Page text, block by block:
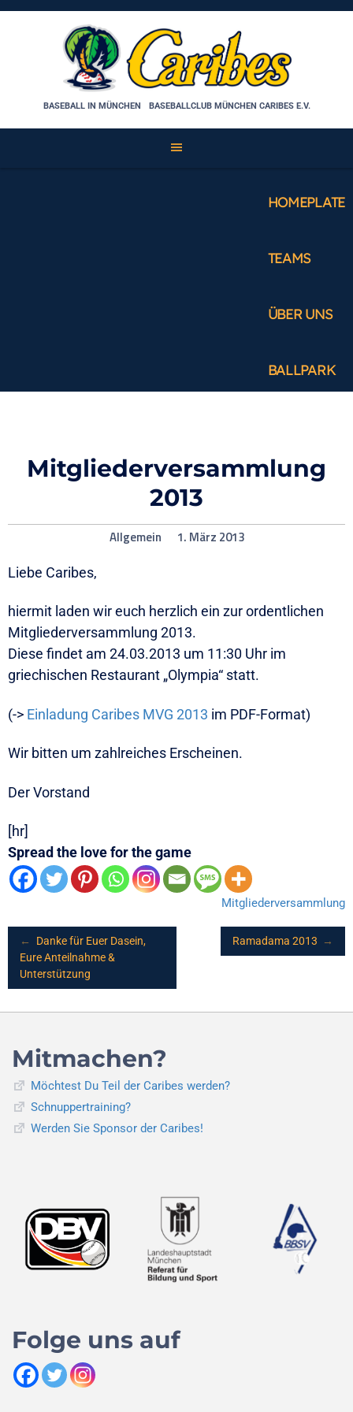
Skip
BASEBALL IN MÜNCHEN BASEBALLCLUB MÜNCHEN CARIBES E.V.
HOMEPLATE
TEAMS
ÜBER UNS
BALLPARK
Mitgliederversammlung
2013
Allgemein 1. März 2013
Liebe Caribes,
hiermit laden wir euch herzlich ein zur ordentlichen
Mitgliederversammlung 2013.
Diese findet am 24.03.2013 um 11:30 Uhr im
griechischen Restaurant „Olympia“ statt.
(-> Einladung Caribes MVG 2013 im PDF-Format)
Wir bitten um zahlreiches Erscheinen.
Der Vorstand
[hr]
Spread the love for the game
Mitgliederversammlung
Post
navigation
←
Danke für Euer Dasein,
Eure Anteilnahme &
Unterstützung
Ramadama 2013 →
Mitmachen?
Möchtest Du Teil der Caribes werden?
Schnuppertraining?
Werden Sie Sponsor der Caribes!
Folge uns auf